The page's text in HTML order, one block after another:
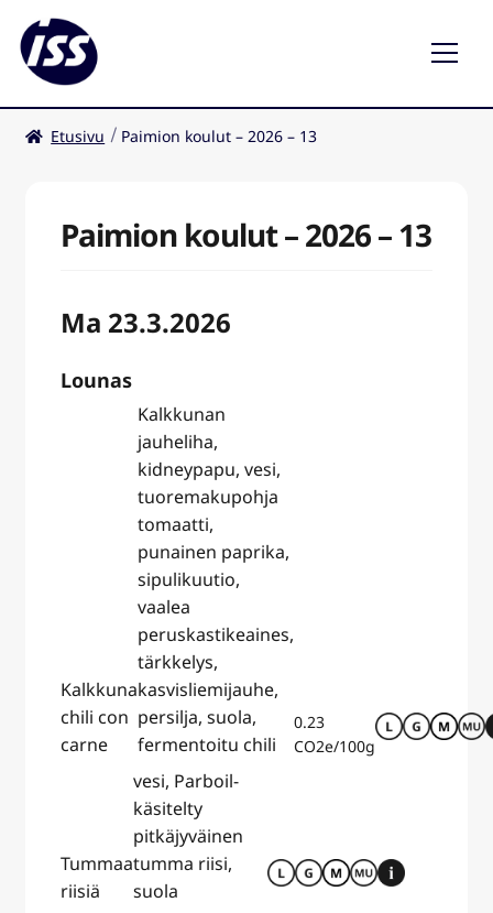
Ravintolat
Etusivu Paimion koulut – 2026 – 13
Paimion koulut – 2026 – 13
Ma 23.3.2026
Lounas
Kalkkuna
chili con
carne
Kalkkunan
jauheliha,
kidneypapu, vesi,
tuoremakupohja
tomaatti,
punainen paprika,
sipulikuutio,
vaalea
peruskastikeaines,
tärkkelys,
kasvisliemijauhe,
persilja, suola,
fermentoitu chili
0.23
CO2e/100g
Tummaa
riisiä
vesi, Parboil-
käsitelty
pitkäjyväinen
tumma riisi,
suola